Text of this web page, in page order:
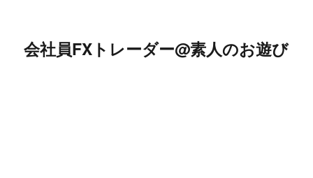
会社員FXトレーダー@素人のお遊び